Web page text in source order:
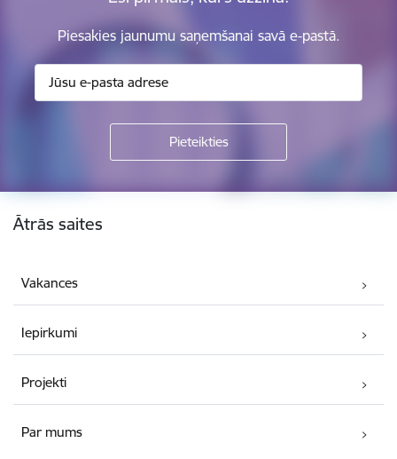
Piesakies jaunumu saņemšanai savā e-pastā.
Kājene
Ātrās saites
Vakances
Iepirkumi
Projekti
Par mums